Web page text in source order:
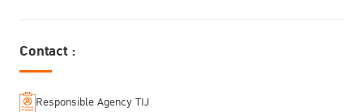
Contact :
Responsible Agency TIJ